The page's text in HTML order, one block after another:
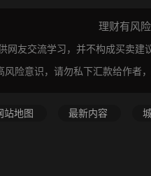
理财有风
友交流学习，并不构成买卖
险意识，请勿私下汇款给作者，
站地图 最新内容